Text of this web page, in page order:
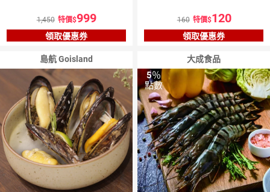
1,450 特價 999
領取優惠券
160 特價 120
領取優惠券
島航 Goisland 大成食品
5％
點數